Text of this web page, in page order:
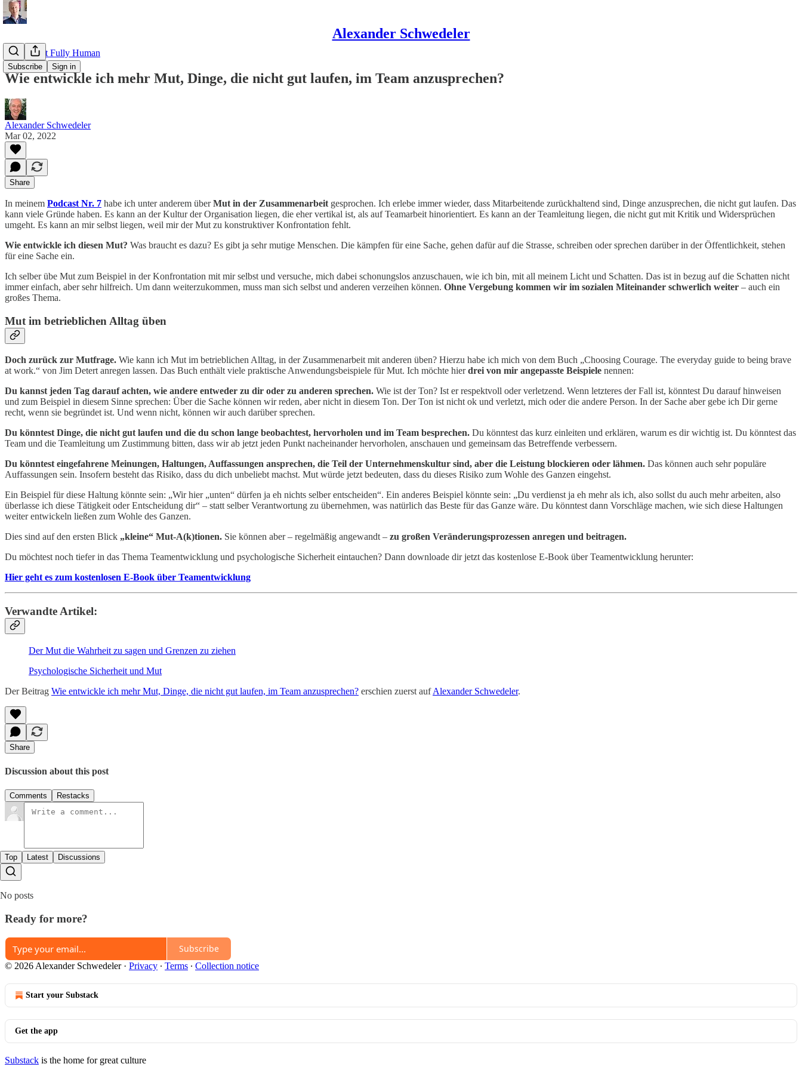
Alexander Schwedeler
Subscribe Sign in
Read about Fully Human
Wie entwickle ich mehr Mut, Dinge, die nicht gut laufen, im Team anzusprechen?
Alexander Schwedeler
Mar 02, 2022
Share
In meinem Podcast Nr. 7 habe ich unter anderem überMut in der Zusammenarbeit gesprochen. Ich erlebe immer wieder, dass Mitarbeitende zurückhaltend sind, Dinge anzusprechen, die nicht gut laufen. Das
kann viele Gründe haben. Es kann an der Kultur der Organisation liegen, die eher vertikal ist, als auf Teamarbeit hinorientiert. Es kann an der Teamleitung liegen, die nicht gut mit Kritik und Widersprüchen
umgeht. Es kann an mir selbst liegen, weil mir der Mut zu konstruktiver Konfrontation fehlt.
Wie entwickle ich diesen Mut? Was braucht es dazu? Es gibt ja sehr mutige Menschen. Die kämpfen für eine Sache, gehen dafür auf die Strasse, schreiben oder sprechen darüber in der Öffentlichkeit, stehen
für eine Sache ein.
Ich selber übe Mut zum Beispiel in der Konfrontation mit mir selbst und versuche, mich dabei schonungslos anzuschauen, wie ich bin, mit all meinem Licht und Schatten. Das ist in bezug auf die Schatten nicht
immer einfach, aber sehr hilfreich. Um dann weiterzukommen, muss man sich selbst und anderen verzeihen können. Ohne Vergebung kommen wir im sozialen Miteinander schwerlich weiter – auch ein
großes Thema.
Mut im betrieblichen Alltag üben
Doch zurück zur Mutfrage. Wie kann ich Mut im betrieblichen Alltag, in der Zusammenarbeit mit anderen üben? Hierzu habe ich mich von dem Buch „Choosing Courage. The everyday guide to being brave
at work.“ von Jim Detert anregen lassen. Das Buch enthält viele praktische Anwendungsbeispiele für Mut. Ich möchte hierdrei von mir angepasste Beispiele nennen:
Du kannst jeden Tag darauf achten, wie andere entweder zu dir oder zu anderen sprechen. Wie ist der Ton? Ist er respektvoll oder verletzend. Wenn letzteres der Fall ist, könntest Du darauf hinweisen
und zum Beispiel in diesem Sinne sprechen: Über die Sache können wir reden, aber nicht in diesem Ton. Der Ton ist nicht ok und verletzt, mich oder die andere Person. In der Sache aber gebe ich Dir gerne
recht, wenn sie begründet ist. Und wenn nicht, können wir auch darüber sprechen.
Du könntest Dinge, die nicht gut laufen und die du schon lange beobachtest, hervorholen und im Team besprechen. Du könntest das kurz einleiten und erklären, warum es dir wichtig ist. Du könntest das
Team und die Teamleitung um Zustimmung bitten, dass wir ab jetzt jeden Punkt nacheinander hervorholen, anschauen und gemeinsam das Betreffende verbessern.
Du könntest eingefahrene Meinungen, Haltungen, Auffassungen ansprechen, die Teil der Unternehmenskultur sind, aber die Leistung blockieren oder lähmen. Das können auch sehr populäre
Auffassungen sein. Insofern besteht das Risiko, dass du dich unbeliebt machst. Mut würde jetzt bedeuten, dass du dieses Risiko zum Wohle des Ganzen eingehst.
Ein Beispiel für diese Haltung könnte sein: „Wir hier „unten“ dürfen ja eh nichts selber entscheiden“. Ein anderes Beispiel könnte sein: „Du verdienst ja eh mehr als ich, also sollst du auch mehr arbeiten, also
überlasse ich diese Tätigkeit oder Entscheidung dir“ – statt selber Verantwortung zu übernehmen, was natürlich das Beste für das Ganze wäre. Du könntest dann Vorschläge machen, wie sich diese Haltungen
weiter entwickeln ließen zum Wohle des Ganzen.
Dies sind auf den ersten Blick „kleine“ Mut-A(k)tionen. Sie können aber – regelmäßig angewandt – zu großen Veränderungsprozessen anregen und beitragen.
Du möchtest noch tiefer in das Thema Teamentwicklung und psychologische Sicherheit eintauchen? Dann downloade dir jetzt das kostenlose E-Book über Teamentwicklung herunter:
Hier geht es zum kostenlosen E-Book über Teamentwicklung
Verwandte Artikel:
Der Mut die Wahrheit zu sagen und Grenzen zu ziehen
Psychologische Sicherheit und Mut
Der Beitrag Wie entwickle ich mehr Mut, Dinge, die nicht gut laufen, im Team anzusprechen? erschien zuerst aufAlexander Schwedeler.
Share
Discussion about this post
Comments Restacks
Top Latest Discussions
No posts
Ready for more?
Subscribe
© 2026 Alexander Schwedeler· Privacy ∙ Terms ∙ Collection notice
Start your Substack
Get the app
Substack is the home for great culture